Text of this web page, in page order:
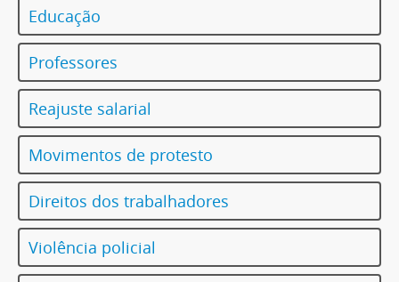
Educação
Professores
Reajuste salarial
Movimentos de protesto
Direitos dos trabalhadores
Violência policial